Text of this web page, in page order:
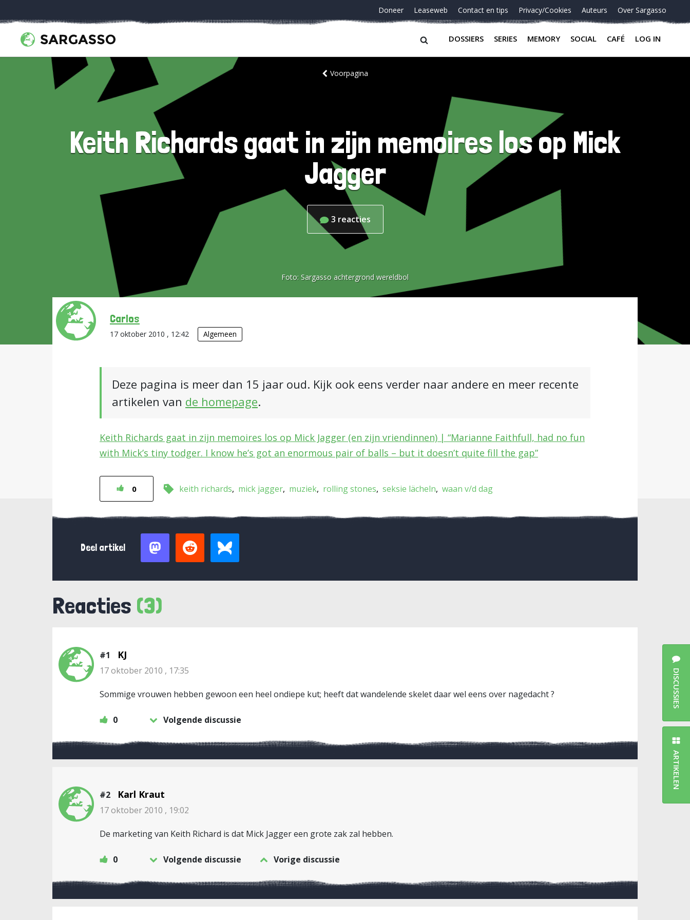
Doneer Leaseweb Contact en tips Privacy/Cookies Auteurs Over Sargasso
DOSSIERS SERIES MEMORY SOCIAL CAFÉ LOG IN
Voorpagina
Keith Richards gaat in zijn memoires los op Mick
Jagger
3 reacties
Foto: Sargasso achtergrond wereldbol
Carlos
17 oktober 2010 , 12:42 Algemeen
Deze pagina is meer dan 15 jaar oud. Kijk ook eens verder naar andere en meer recente
artikelen van de homepage.
Keith Richards gaat in zijn memoires los op Mick Jagger (en zijn vriendinnen) | “Marianne Faithfull, had no fun
with Mick’s tiny todger. I know he’s got an enormous pair of balls – but it doesn’t quite fill the gap”
0 keith richards mick jagger muziek rolling stones seksie lächeln waan v/d dag
Deel artikel
Reacties (3)
#1 KJ
17 oktober 2010 , 17:35
Sommige vrouwen hebben gewoon een heel ondiepe kut; heeft dat wandelende skelet daar wel eens over nagedacht ?
0 Volgende discussie
#2 Karl Kraut
17 oktober 2010 , 19:02
De marketing van Keith Richard is dat Mick Jagger een grote zak zal hebben.
0 Volgende discussie Vorige discussie
DISCUSSIES
ARTIKELEN